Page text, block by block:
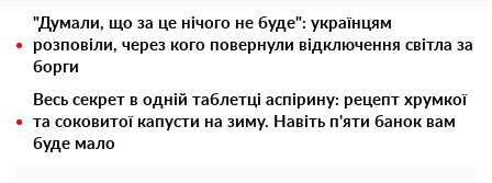
"Думали, що за це нічого не буде": українцям
розповіли, через кого повернули відключення світла за
борги
Весь секрет в одній таблетці аспірину: рецепт хрумкої
та соковитої капусти на зиму. Навіть п'яти банок вам
буде мало